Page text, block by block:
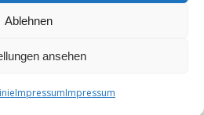
Ablehnen
ansehen
ImpressumImpressum
project:
NÄCHSTES
Impressum